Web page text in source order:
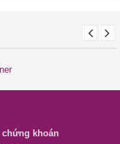
chứng khoán